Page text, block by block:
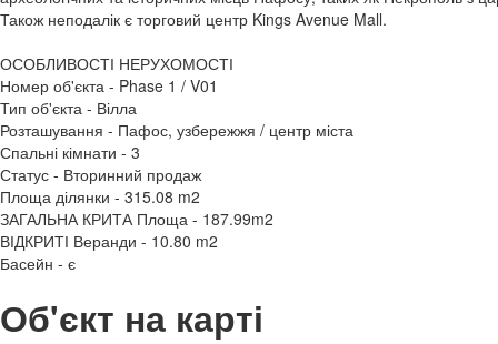
Також неподалік є торговий центр Kings Avenue Mall.
ОСОБЛИВОСТІ НЕРУХОМОСТІ
Номер об'єкта - Phase 1 / V01
Тип об'єкта - Вілла
Розташування - Пафос, узбережжя / центр міста
Спальні кімнати - 3
Статус - Вторинний продаж
Площа ділянки - 315.08 m2
ЗАГАЛЬНА КРИТА Площа - 187.99m2
ВІДКРИТІ Веранди - 10.80 m2
Басейн - є
Об'єкт на карті